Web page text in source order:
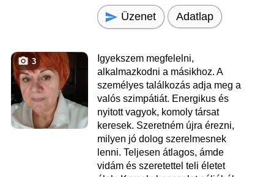
Üzenet Adatlap
3
Igyekszem megfelelni,
alkalmazkodni a másikhoz. A
személyes találkozás adja meg a
valós szimpátiát. Energikus és
nyitott vagyok, komoly társat
keresek. Szeretném újra érezni,
milyen jó dolog szerelmesnek
lenni. Teljesen átlagos, ámde
vidám és szeretettel teli életet